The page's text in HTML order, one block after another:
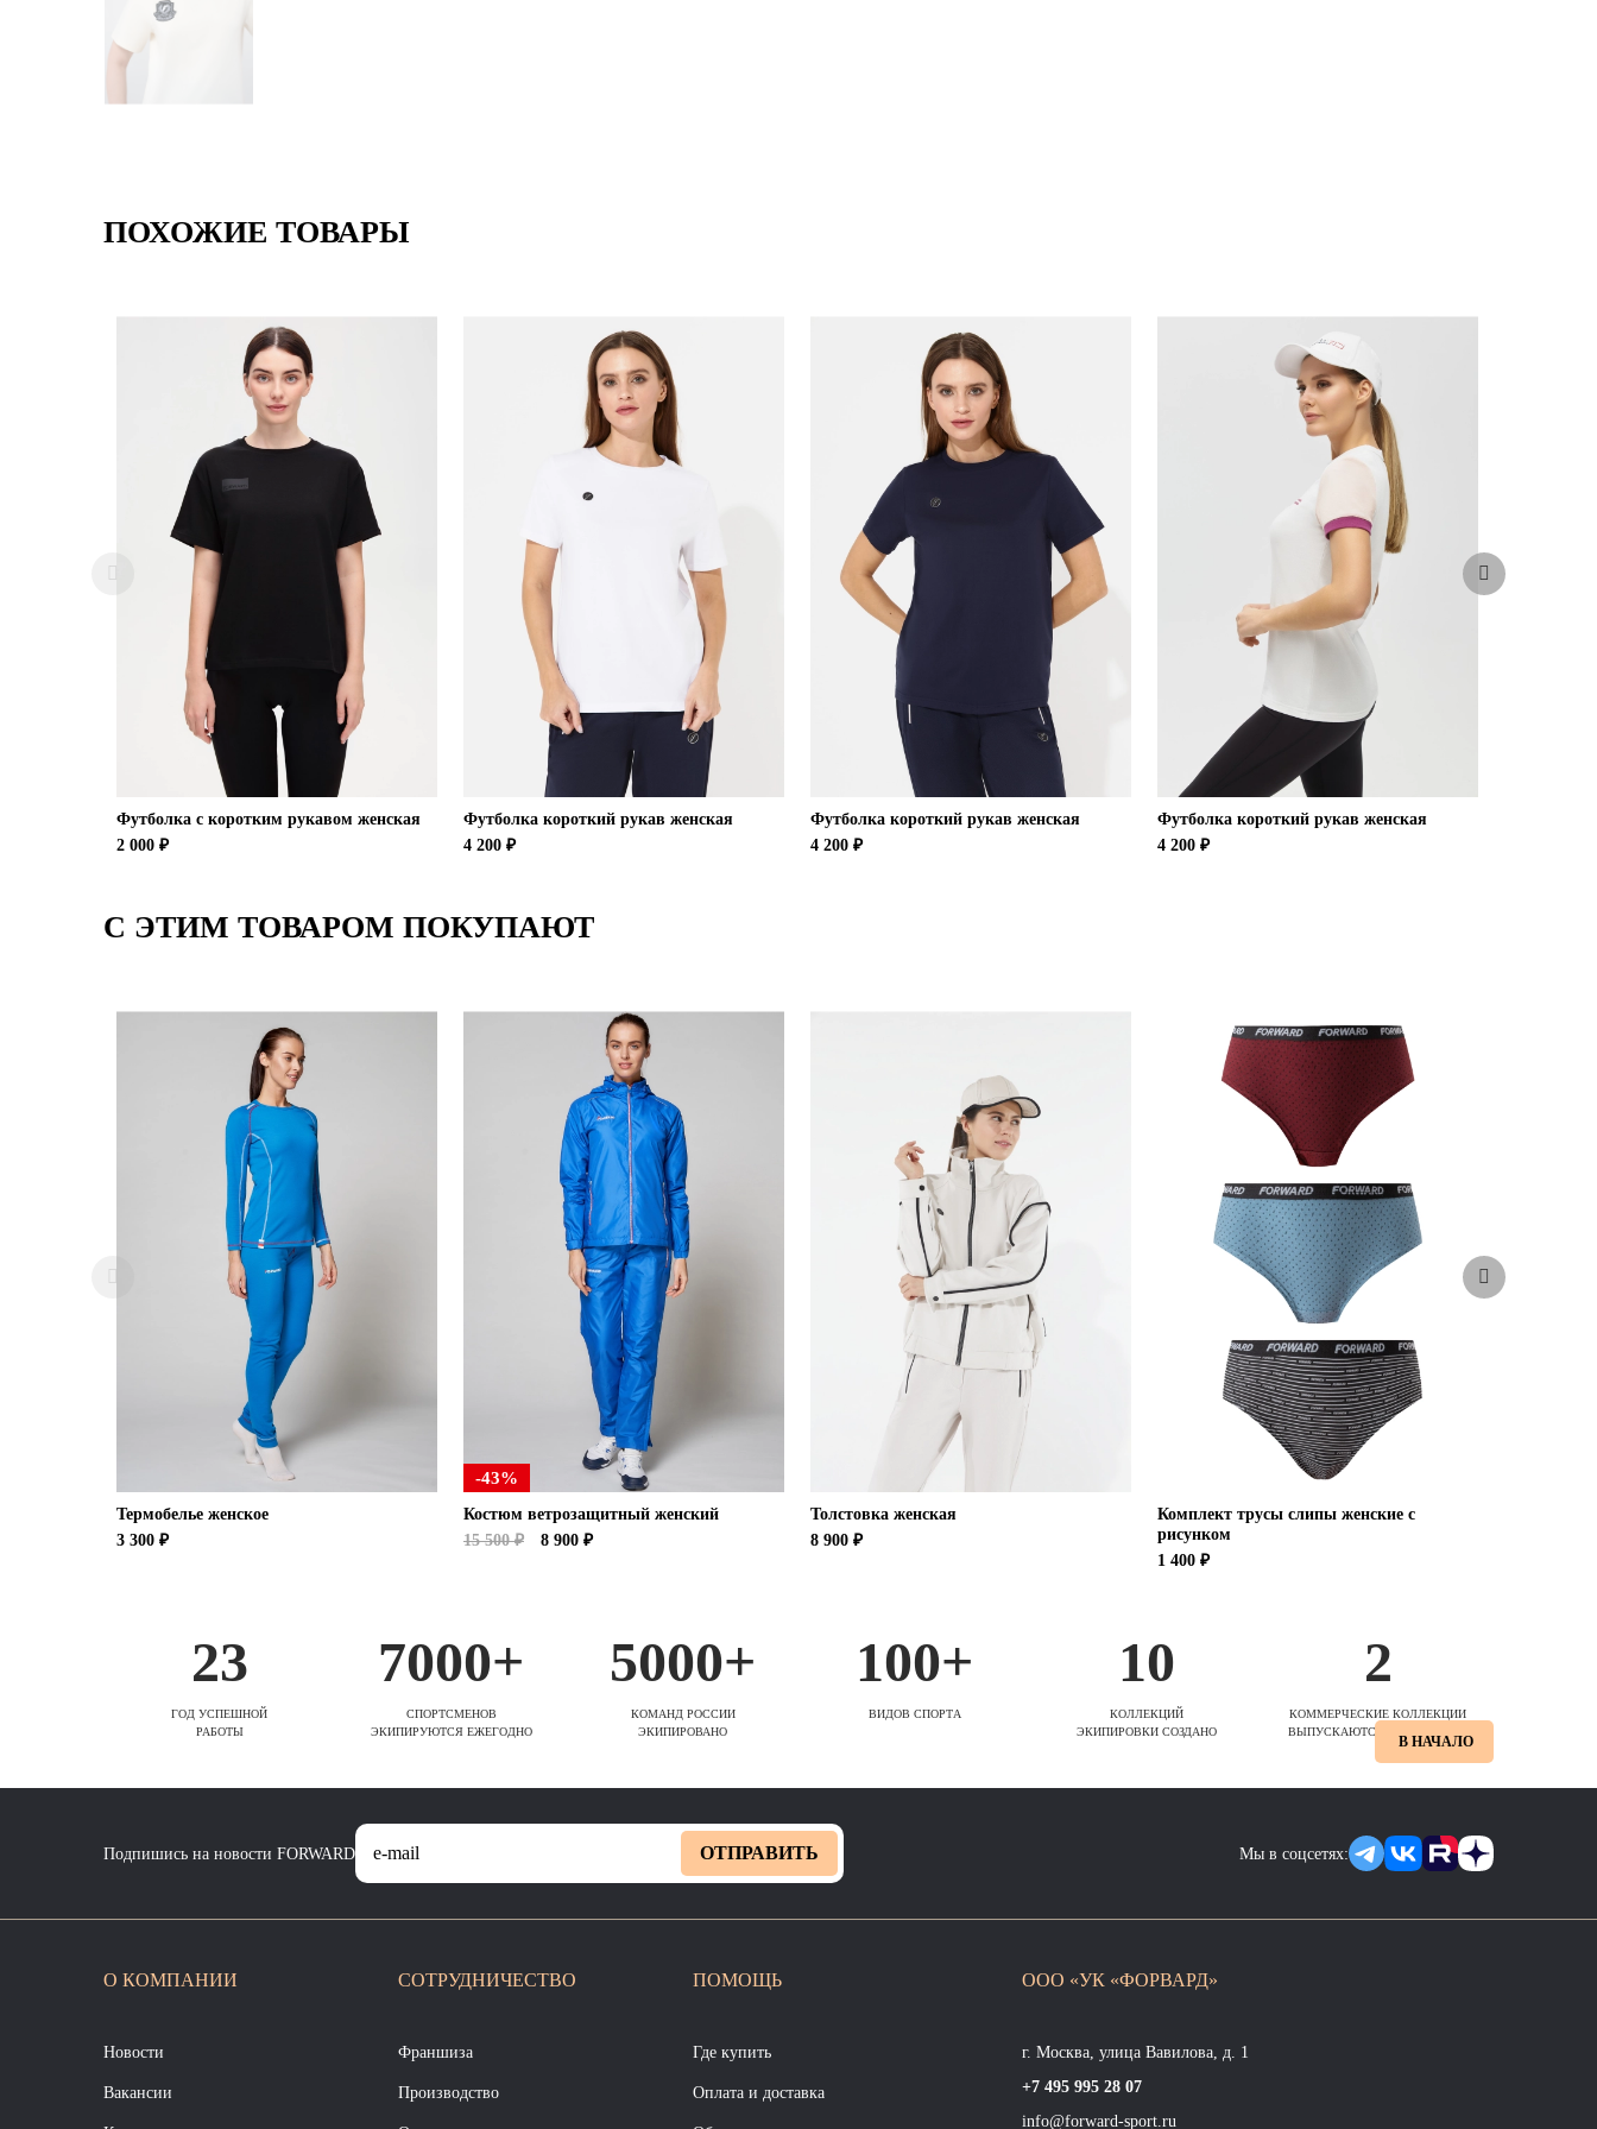
ПОХОЖИЕ ТОВАРЫ
Футболка с коротким рукавом женская
2 000 ₽
Футболка короткий рукав женская
4 200 ₽
Футболка короткий рукав женская
4 200 ₽
Футболка короткий рукав женская
4 200 ₽
С ЭТИМ ТОВАРОМ ПОКУПАЮТ
Термобелье женское
3 300 ₽
-43%
Костюм ветрозащитный женский
15 500 ₽
8 900 ₽
Толстовка женская
8 900 ₽
Комплект трусы слипы женские с
рисунком
1 400 ₽
23
ГОД УСПЕШНОЙ
РАБОТЫ
7000+
СПОРТСМЕНОВ
ЭКИПИРУЮТСЯ ЕЖЕГОДНО
5000+
КОМАНД РОССИИ
ЭКИПИРОВАНО
100+
ВИДОВ СПОРТА
10
КОЛЛЕКЦИЙ
ЭКИПИРОВКИ СОЗДАНО
2
КОММЕРЧЕСКИЕ КОЛЛЕКЦИИ
ВЫПУСКАЮТСЯ ЕЖЕСЕЗОННО
В НАЧАЛО
Подпишись на новости FORWARD ОТПРАВИТЬ Мы в соцсетях:
О КОМПАНИИ
Новости
Вакансии
СОТРУДНИЧЕСТВО
Франшиза
Производство
ПОМОЩЬ
Где купить
Оплата и доставка
ООО «УК «ФОРВАРД»
г. Москва, улица Вавилова, д. 1
+7 495 995 28 07
info@forward-sport.ru